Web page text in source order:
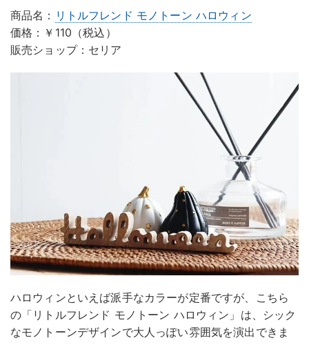
商品名： リトルフレンド モノトーン ハロウィン
価格：￥110（税込）
販売ショップ：セリア
ハロウィンといえば派手なカラーが定番ですが、こちら
の「リトルフレンド モノトーン ハロウィン」は、シック
なモノトーンデザインで大人っぽい雰囲気を演出できま